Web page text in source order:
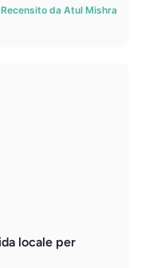
Recensito da Atul Mishra
locale per